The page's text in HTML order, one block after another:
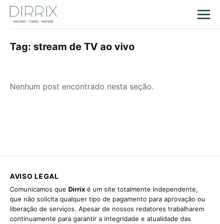
Tag: stream de TV ao vivo
Nenhum post encontrado nesta seção.
AVISO LEGAL
Comunicamos que Dirrix é um site totalmente independente,
que não solicita qualquer tipo de pagamento para aprovação ou
liberação de serviços. Apesar de nossos redatores trabalharem
continuamente para garantir a integridade e atualidade das